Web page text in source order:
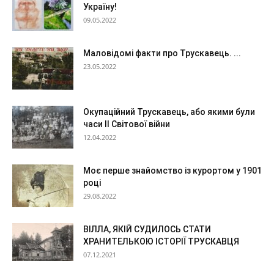
Україну!
09.05.2022
Маловідомі факти про Трускавець. ...
23.05.2022
Окупаційний Трускавець, або якими були
часи ІІ Світової війни
12.04.2022
Моє перше знайомство із курортом у 1901
році
29.08.2022
ВІЛЛА, ЯКІЙ СУДИЛОСЬ СТАТИ
ХРАНИТЕЛЬКОЮ ІСТОРІЇ ТРУСКАВЦЯ
07.12.2021